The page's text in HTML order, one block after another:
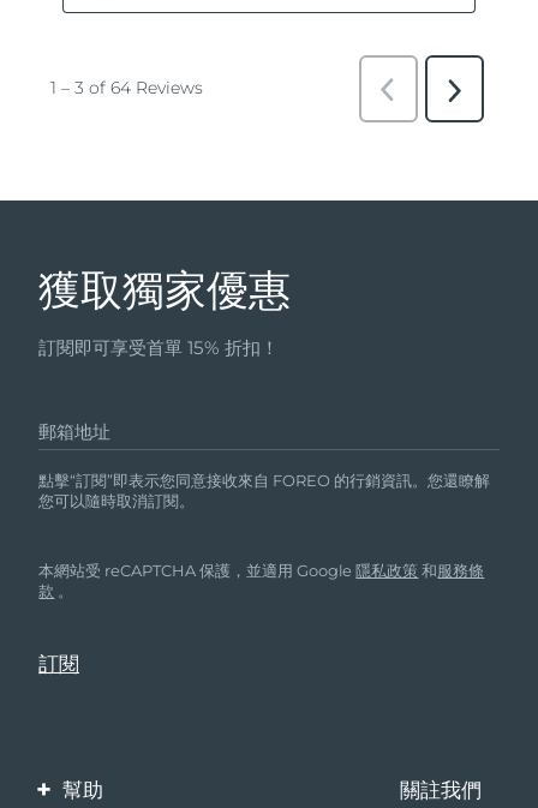
獲取獨家優惠
訂閱即可享受首單 15% 折扣！
郵箱地址
點擊“訂閱”即表示您同意接收來自 FOREO 的行銷資訊。您還瞭解
您可以隨時取消訂閱。
本網站受 reCAPTCHA 保護，並適用 Google隱私政策 和服務條
款 。
幫助 關註我們